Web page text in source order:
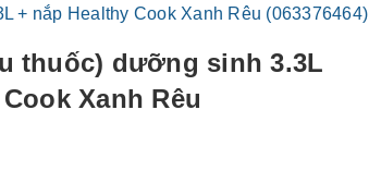
+ nắp Healthy Cook Xanh Rêu (063376464)
thuốc) dưỡng sinh 3.3L
Xanh Rêu